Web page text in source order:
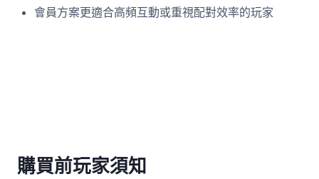
會員方案更適合高頻互動或重視配對效率的玩家
購買前玩家須知